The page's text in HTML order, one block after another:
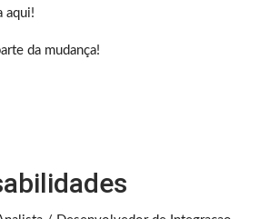
aqui!
da mudança!